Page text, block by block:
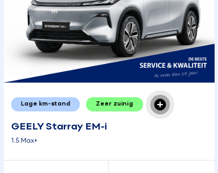
Lage km-stand Zeer zuinig
GEELY Starray EM-i
1.5 Max+